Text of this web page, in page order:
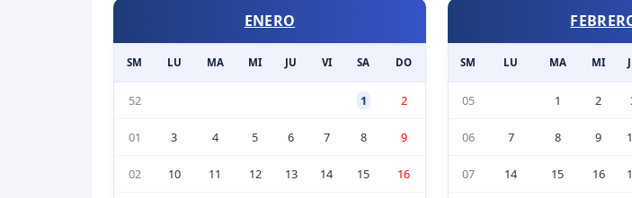
ENERO
SM LU MA MI JU VI SA DO
52 1 2
01 3 4 5 6 7 8 9
02 10 11 12 13 14 15 16
SM LU MA MI
05 1 2
06 7 8 9
07 14 15 16